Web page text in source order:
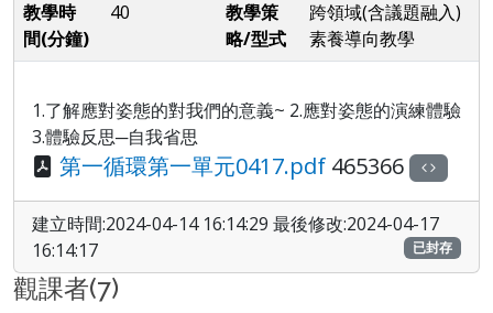
教學時
間(分鐘)
40
教學策
略/型式
跨領域(含議題融入)
素養導向教學
1.了解應對姿態的對我們的意義~ 2.應對姿態的演練體驗
3.體驗反思─自我省思
第一循環第一單元0417.pdf 465366
建立時間:2024-04-14 16:14:29 最後修改:2024-04-17
16:14:17
已封存
觀課者(7)